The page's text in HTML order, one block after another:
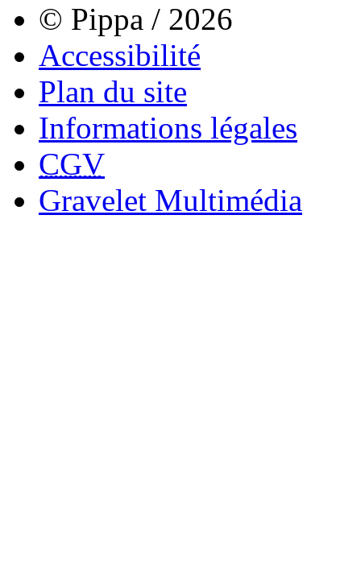
© Pippa / 2026
Accessibilité
Plan du site
Informations légales
CGV
Gravelet Multimédia